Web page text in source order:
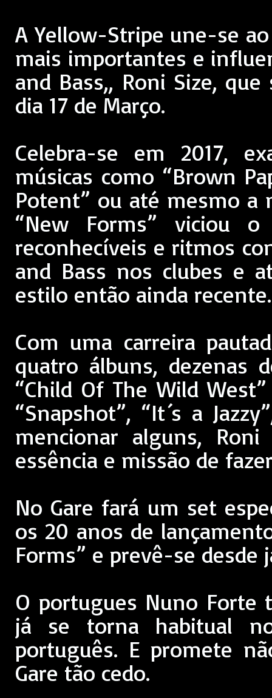
A Yellow-Stripe une-se
mais importantes e
and Bass,, Roni Size,
dia 17 de Março.
Celebra-se em 2017,
músicas como “Brown
Potent” ou até mesmo a
“New Forms” viciou
reconhecíveis e ritmos
and Bass nos clubes e
estilo então ainda recente.
Com uma carreira
quatro álbuns, dezenas
“Child Of The Wild
“Snapshot”, “It´s a
mencionar alguns,
essência e missão de
No Gare fará um set
os 20 anos de
Forms” e prevê-se
O portugues Nuno Forte
já se torna habitual
português. E promete
Gare tão cedo.